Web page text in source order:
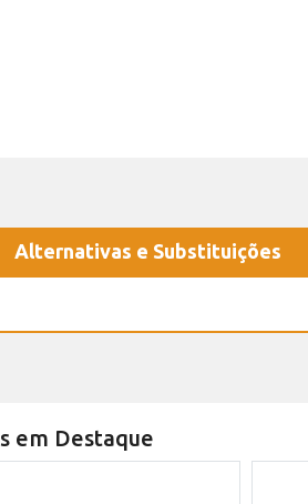
Alternativas e Substituições
em Destaque